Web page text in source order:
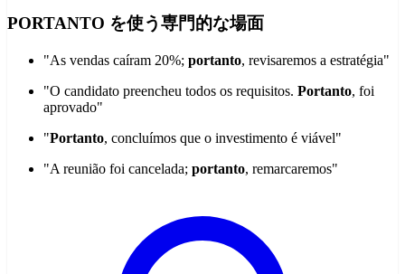
PORTANTO を使う専門的な場面
"As vendas caíram 20%; portanto, revisaremos a estratégia"
"O candidato preencheu todos os requisitos. Portanto, foi
aprovado"
"Portanto, concluímos que o investimento é viável"
"A reunião foi cancelada; portanto, remarcaremos"